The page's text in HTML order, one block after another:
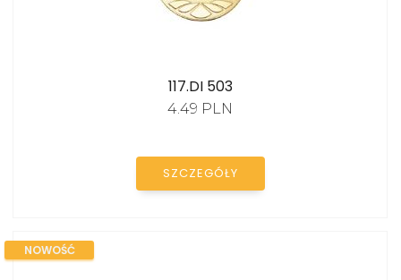
117.DI 503
4.49 PLN
SZCZEGÓŁY
NOWOŚĆ